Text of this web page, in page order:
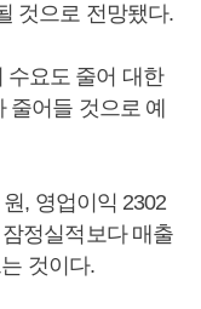
것으로 전망됐다.
수요도 줄어 대한
어들 것으로 예
, 영업이익 2302
정실적보다 매출
것이다.